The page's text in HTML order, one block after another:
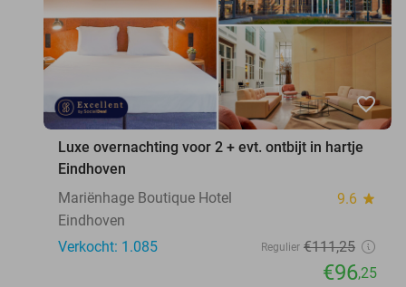
favorite_border
Luxe overnachting voor 2 + evt. ontbijt in hartje
Eindhoven
Mariënhage Boutique Hotel
9.6 star
Eindhoven
Verkocht: 1.085
Regulier €111,25
€96,25